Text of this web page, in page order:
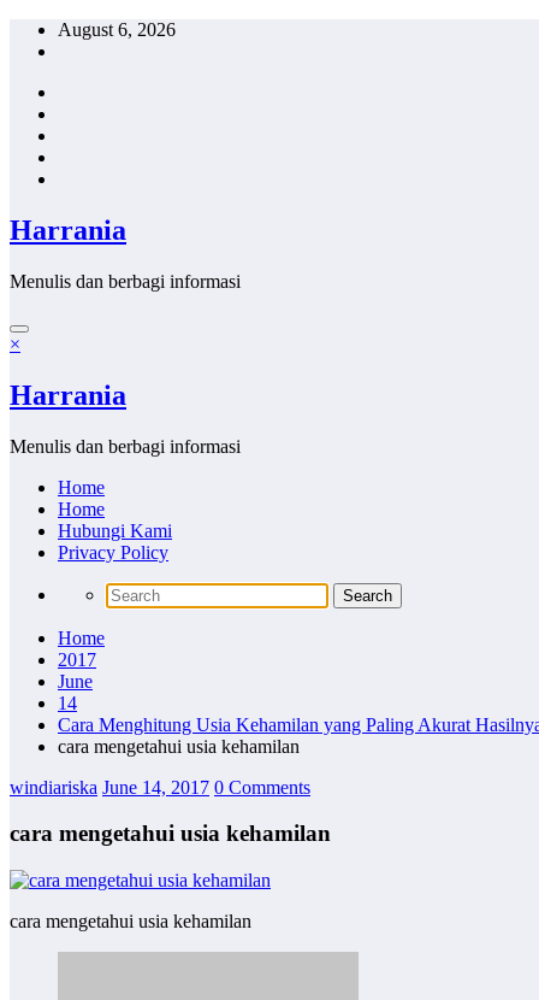
Skip
August 6, 2026
Harrania
Menulis dan berbagi informasi
×
Harrania
Menulis dan berbagi informasi
Home
Home
Hubungi Kami
Privacy Policy
Home
2017
June
14
Cara Menghitung Usia Kehamilan yang Paling Akurat
cara mengetahui usia kehamilan
windiariska June 14, 2017 0 Comments
cara mengetahui usia kehamilan
cara mengetahui usia kehamilan